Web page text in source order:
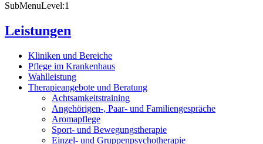
SubMenuLevel:1
Leistungen
Kliniken und Bereiche
Pflege im Krankenhaus
Wahlleistung
Therapieangebote und Beratung
Achtsamkeitstraining
Angehörigen-, Paar- und Familiengespräche
Aromapflege
Sport- und Bewegungstherapie
Einzel- und Gruppenpsychotherapie